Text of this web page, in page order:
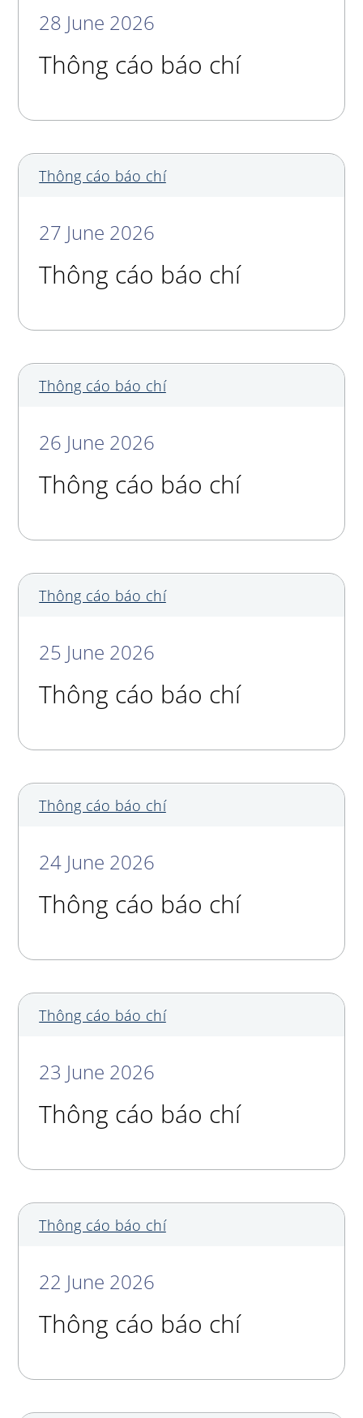
28 June 2026
Thông cáo báo chí
Thông cáo báo chí
27 June 2026
Thông cáo báo chí
Thông cáo báo chí
26 June 2026
Thông cáo báo chí
Thông cáo báo chí
25 June 2026
Thông cáo báo chí
Thông cáo báo chí
24 June 2026
Thông cáo báo chí
Thông cáo báo chí
23 June 2026
Thông cáo báo chí
Thông cáo báo chí
22 June 2026
Thông cáo báo chí